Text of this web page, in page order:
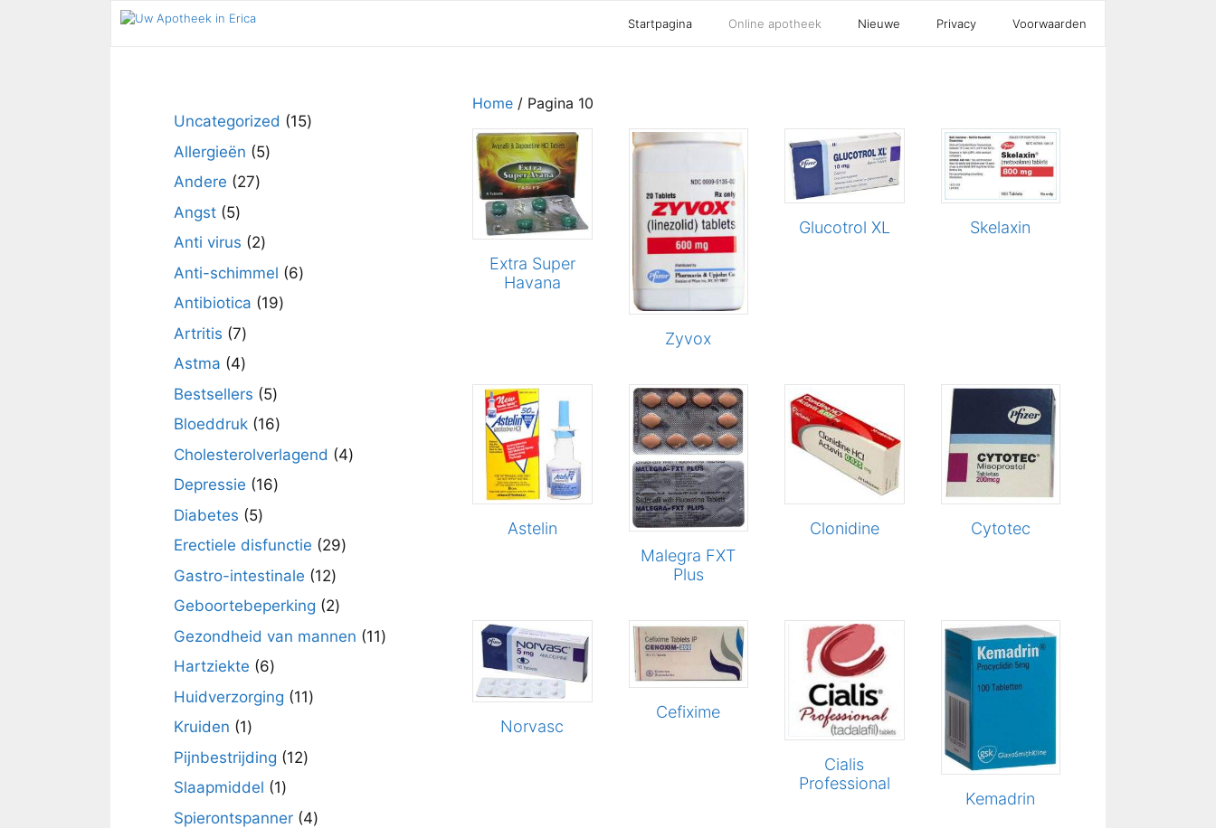
Startpagina Online apotheek Nieuwe Privacy Voorwaarden
Home / Pagina 10
Extra Super
Havana
Zyvox
Glucotrol XL Skelaxin
Astelin
Malegra FXT
Plus
Clonidine Cytotec
Norvasc
Cefixime
Cialis
Professional
Kemadrin
Uncategorized 1515
Allergieën 55
Andere 2727
Angst 55
producten
Anti virus 22
producten
Anti-schimmel 66
Antibiotica 1919
Artritis 77
producten
Astma 44
producten
Bestsellers 55
producten
Bloeddruk 1616
producten
Cholesterolverlagend 44
Depressie 1616
Diabetes 55
producten
Erectiele disfunctie 2929
Gastro-intestinale 1212
producten
Geboortebeperking 22
producten
Gezondheid van mannen 1111
Hartziekte 66
producten
Huidverzorging 1111
Kruiden 11
product
Pijnbestrijding 1212
Slaapmiddel 11
product
Spierontspanner 44